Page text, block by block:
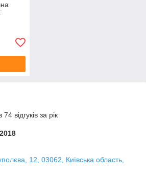
відгуків за рік
12, 03062, Київська область,